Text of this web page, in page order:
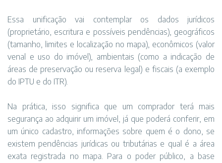
Essa unificação vai contemplar os dados jurídicos
(proprietário, escritura e possíveis pendências), geográficos
(tamanho, limites e localização no mapa), econômicos (valor
venal e uso do imóvel), ambientais (como a indicação de
áreas de preservação ou reserva legal) e fiscais (a exemplo
do IPTU e do ITR).
Na prática, isso significa que um comprador terá mais
segurança ao adquirir um imóvel, já que poderá conferir, em
um único cadastro, informações sobre quem é o dono, se
existem pendências jurídicas ou tributárias e qual é a área
exata registrada no mapa. Para o poder público, a base